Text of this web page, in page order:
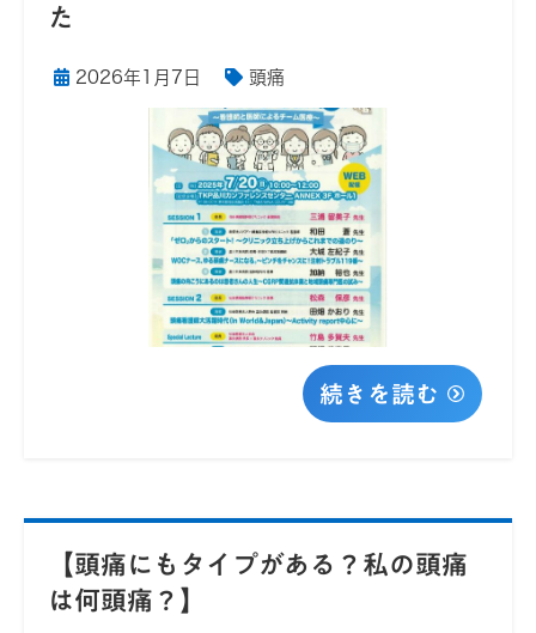
た
2026年1月7日 頭痛
続きを読む
【頭痛にもタイプがある？私の頭痛
は何頭痛？】